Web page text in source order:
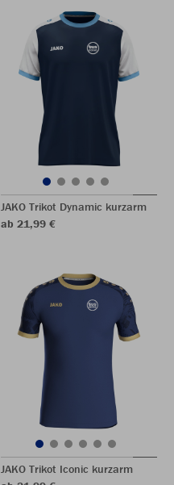
JAKO Trikot Dynamic kurzarm
ab 21,99 €
JAKO Trikot Iconic kurzarm